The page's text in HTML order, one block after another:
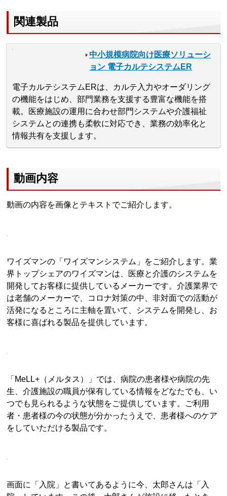
関連製品
中小規模病院向け医療ソリューシ
ョン 電子カルテシステムER
電子カルテシステムERは、カルテ入力やオーダリング
の機能をはじめ、部門業務を支援する豊富な機能を搭
載。医療施設の運用に合わせ部門システムや介護福祉
システムとの連携も柔軟に対応でき、業務の効率化と
情報共有を支援します。
動画内容
動画の内容を画像とテキストでご紹介します。
ワイズマンの「ワイズマンシステム」をご紹介します。業
界トップシェアのワイズマンは、医療と介護のシステムを
開発してお客様に提供しているメーカーです。介護業界で
は老舗のメーカーで、コロナ対策の中、非対面での活動が
活発になるところに主軸を置いて、システムを開発し、お
客様に喜ばれる製品を提供しています。
「MeLL+（メルタス）」では、病院の患者様や病院の先
生、介護施設の職員が保有している情報をどなたでも、い
つでも見られるような状態をご提供しています。ご利用
者・患者様の今の状態が分かったうえで、患者様へのケア
をしていただける製品です。
画面に「入院」と書いてあるように今、太郎さんは「入